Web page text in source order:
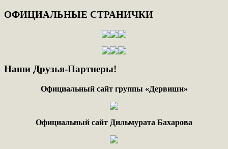
ОФИЦИАЛЬНЫЕ СТРАНИЧКИ
Наши Друзья-Партнеры!
Официальный сайт группы «Дервиши»
Официальный сайт Дильмурата Бахарова